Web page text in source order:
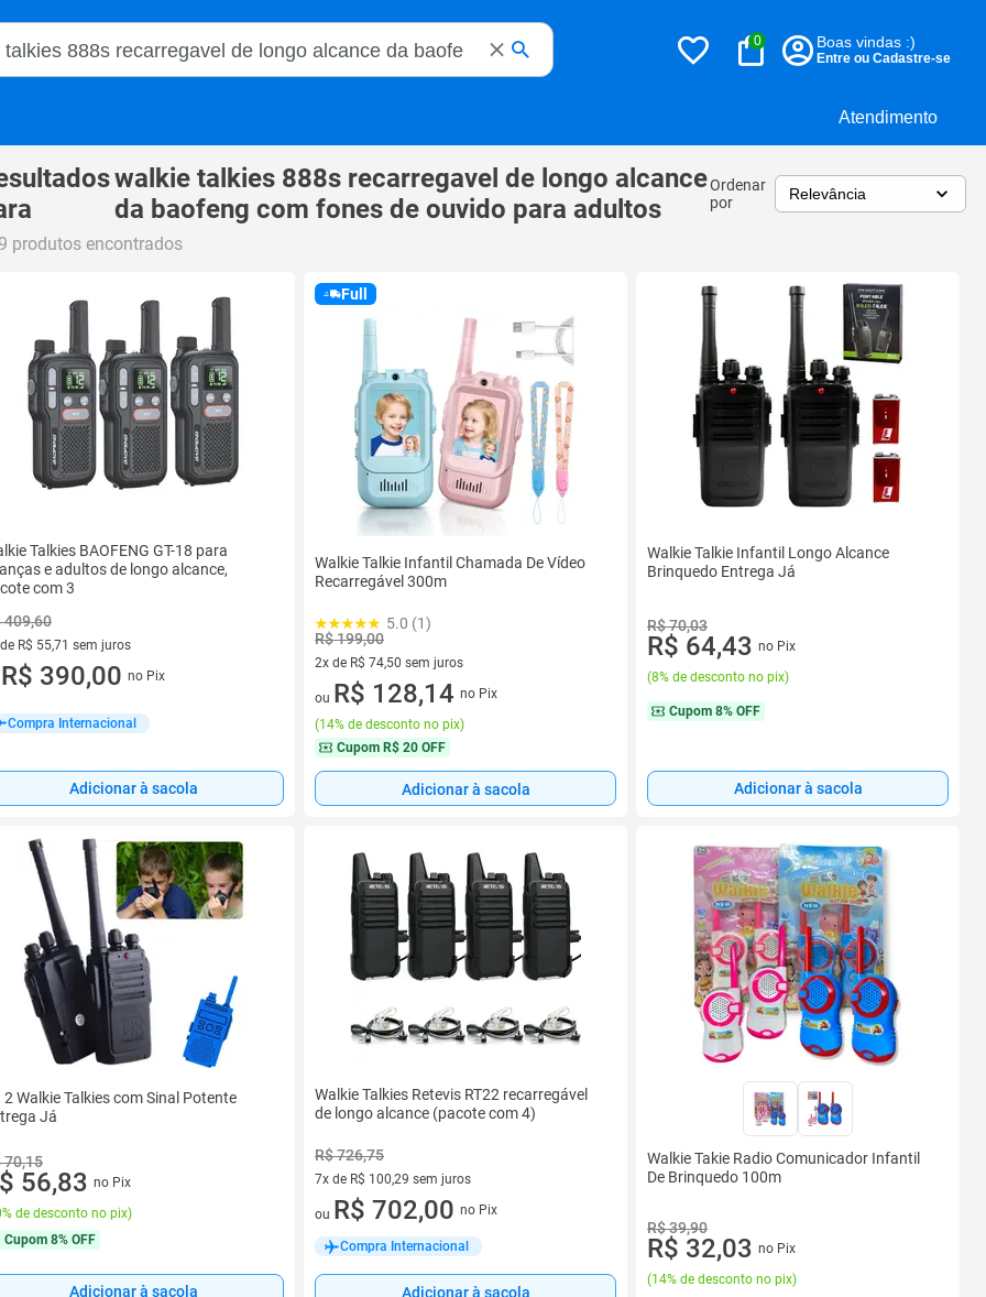
Atendimento
Magalu
0 Boas vindas :)
Entre ou Cadastre-se
walkie talkies 888s recarregavel de longo alcance
da baofeng com fones de ouvido para adultos
Ordenar
por
produtos encontrados
Talkies BAOFENG GT-18 para
e adultos de longo alcance,
com 3
409,60
R$ 55,71 sem juros
de R$ 55,71 sem juros
R$ 390,00 no Pix
Compra Internacional
Adicionar à sacola
Full
Walkie Talkie Infantil Chamada De Vídeo
Recarregável 300m
5.0 (1)
R$ 199,00
2x de R$ 74,50 sem juros
2 vez de R$ 74,50 sem juros
ou R$ 128,14 no Pix
(14% de desconto no pix)
Cupom R$ 20 OFF
Adicionar à sacola
Walkie Talkie Infantil Longo Alcance
Brinquedo Entrega Já
R$ 70,03
R$ 64,43 no Pix
(8% de desconto no pix)
Cupom 8% OFF
Adicionar à sacola
2 Walkie Talkies com Sinal Potente
Já
70,15
56,83 no Pix
de desconto no pix)
Cupom 8% OFF
Adicionar à sacola
Walkie Talkies Retevis RT22 recarregável
de longo alcance (pacote com 4)
R$ 726,75
7x de R$ 100,29 sem juros
7 vez de R$ 100,29 sem juros
ou R$ 702,00 no Pix
Compra Internacional
Adicionar à sacola
Walkie Takie Radio Comunicador Infantil
De Brinquedo 100m
R$ 39,90
R$ 32,03 no Pix
(14% de desconto no pix)